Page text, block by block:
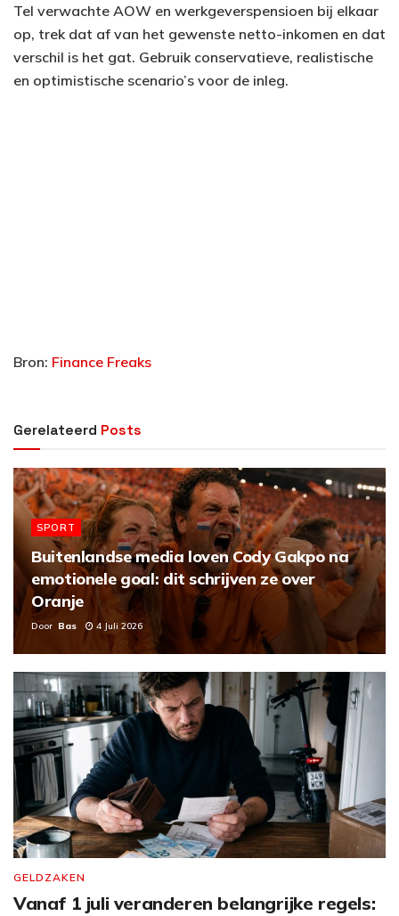
Tel verwachte AOW en werkgeverspensioen bij elkaar
op, trek dat af van het gewenste netto-inkomen en dat
verschil is het gat. Gebruik conservatieve, realistische
en optimistische scenario’s voor de inleg.
Bron: Finance Freaks
Gerelateerd Posts
SPORT
Buitenlandse media loven Cody Gakpo na
emotionele goal: dit schrijven ze over
Oranje
Door Bas 4 Juli 2026
GELDZAKEN
Vanaf 1 juli veranderen belangrijke regels: